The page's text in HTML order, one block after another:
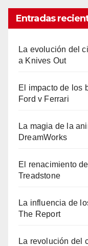
Entradas
La evolución del
a Knives Out
El impacto de los
Ford v Ferrari
La magia de la
DreamWorks
El renacimiento
Treadstone
La influencia de
The Report
La revolución del